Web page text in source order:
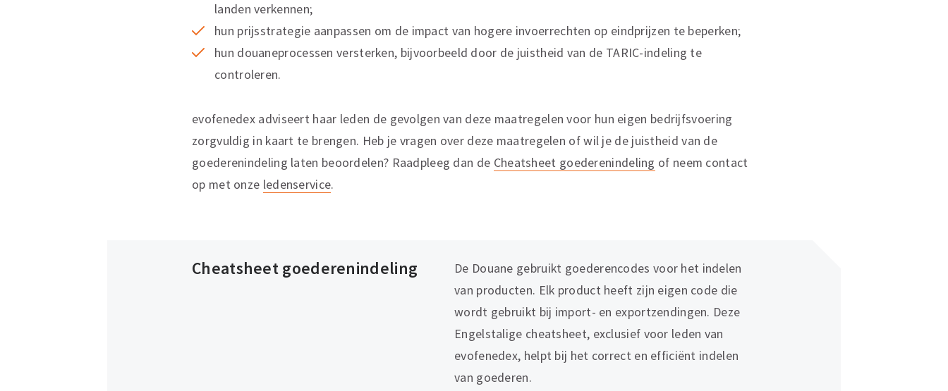
landen verkennen;
hun prijsstrategie aanpassen om de impact van hogere invoerrechten op eindprijzen te beperken;
hun douaneprocessen versterken, bijvoorbeeld door de juistheid van de TARIC-indeling te
controleren.
evofenedex adviseert haar leden de gevolgen van deze maatregelen voor hun eigen bedrijfsvoering
zorgvuldig in kaart te brengen. Heb je vragen over deze maatregelen of wil je de juistheid van de
goederenindeling laten beoordelen? Raadpleeg dan de Cheatsheet goederenindeling of neem contact
op met onze ledenservice.
Cheatsheet goederenindeling
De Douane gebruikt goederencodes voor het indelen
van producten. Elk product heeft zijn eigen code die
wordt gebruikt bij import- en exportzendingen. Deze
Engelstalige cheatsheet, exclusief voor leden van
evofenedex, helpt bij het correct en efficiënt indelen
van goederen.